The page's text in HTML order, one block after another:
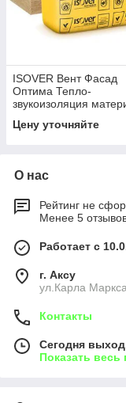
ISOVER Вент Фасад
Оптима Тепло-
звукоизоляция
Цену уточняйте
О нас
Рейтинг не
Менее 5
Работает с
г. Аксу
ул.Карла
Контакты
Сегодня
Показать